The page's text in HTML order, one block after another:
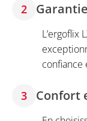
2
L’ergoflix
3 Confort